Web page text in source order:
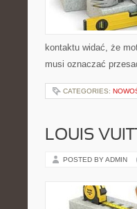
kontaktu widać, że
musi oznaczać
CATEGORIES:
LOUIS
POSTED BY ADMIN